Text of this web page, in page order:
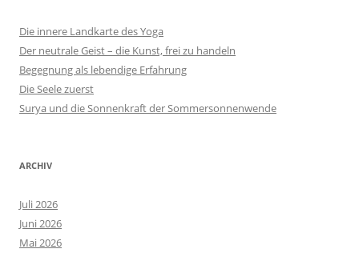
Die innere Landkarte des Yoga
Der neutrale Geist – die Kunst, frei zu handeln
Begegnung als lebendige Erfahrung
Die Seele zuerst
Surya und die Sonnenkraft der Sommersonnenwende
ARCHIV
Juli 2026
Juni 2026
Mai 2026